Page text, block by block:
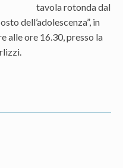
tavola rotonda dal
dell’adolescenza”, in
alle ore 16.30, presso la